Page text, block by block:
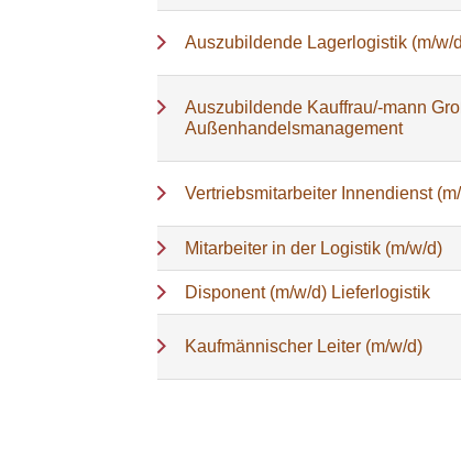
Auszubildende Lagerlogistik (m/w/
Auszubildende Kauffrau/-mann
Außenhandelsmanagement
Vertriebsmitarbeiter Innendienst
Mitarbeiter in der Logistik (m/w/d)
Disponent (m/w/d) Lieferlogistik
Kaufmännischer Leiter (m/w/d)